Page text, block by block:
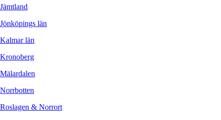
Jämtland
Jönköpings län
Kalmar län
Kronoberg
Mälardalen
Norrbotten
Roslagen & Norrort